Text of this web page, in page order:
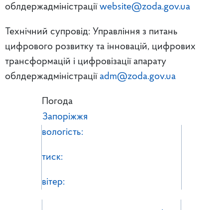
облдержадміністрації website@zoda.gov.ua
Технічний супровід: Управління з питань
цифрового розвитку та інновацій, цифрових
трансформацій і цифровізації апарату
облдержадміністрації adm@zoda.gov.ua
Погода
Запоріжжя
вологість:
тиск:
вітер: